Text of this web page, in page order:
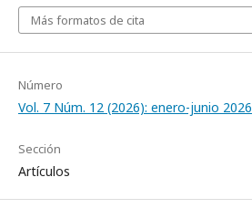
Más formatos de cita
Número
Vol. 7 Núm. 12 (2026): enero-junio 2026
Sección
Artículos